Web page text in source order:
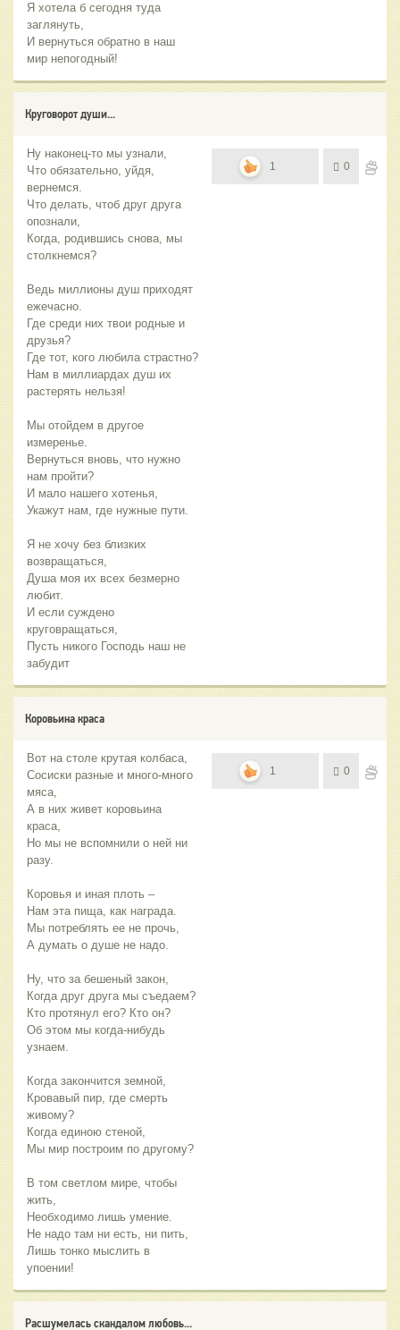
Я хотела б сегодня туда
заглянуть,
И вернуться обратно в наш
мир непогодный!
Круговорот души...
Ну наконец-то мы узнали,
Что обязательно, уйдя,
вернемся.
Что делать, чтоб друг друга
опознали,
Когда, родившись снова, мы
столкнемся?
Ведь миллионы душ приходят
ежечасно.
Где среди них твои родные и
друзья?
Где тот, кого любила страстно?
Нам в миллиардах душ их
растерять нельзя!
Мы отойдем в другое
измеренье.
Вернуться вновь, что нужно
нам пройти?
И мало нашего хотенья,
Укажут нам, где нужные пути.
Я не хочу без близких
возвращаться,
Душа моя их всех безмерно
любит.
И если суждено
круговращаться,
Пусть никого Господь наш не
забудит
1 0
Коровьина краса
Вот на столе крутая колбаса,
Сосиски разные и много-много
мяса,
А в них живет коровьина
краса,
Но мы не вспомнили о ней ни
разу.
Коровья и иная плоть –
Нам эта пища, как награда.
Мы потреблять ее не прочь,
А думать о душе не надо.
Ну, что за бешеный закон,
Когда друг друга мы съедаем?
Кто протянул его? Кто он?
Об этом мы когда-нибудь
узнаем.
Когда закончится земной,
Кровавый пир, где смерть
живому?
Когда единою стеной,
Мы мир построим по другому?
В том светлом мире, чтобы
жить,
Необходимо лишь умение.
Не надо там ни есть, ни пить,
Лишь тонко мыслить в
упоении!
1 0
Расшумелась скандалом любовь...